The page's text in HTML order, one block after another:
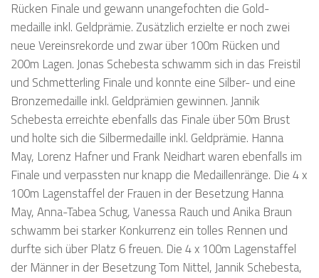
Rücken Finale und gewann unangefochten die Gold-
medaille inkl. Geldprämie. Zusätzlich erzielte er noch zwei
neue Vereinsrekorde und zwar über 100m Rücken und
200m Lagen. Jonas Schebesta schwamm sich in das Freistil
und Schmetterling Finale und konnte eine Silber- und eine
Bronzemedaille inkl. Geldprämien gewinnen. Jannik
Schebesta erreichte ebenfalls das Finale über 50m Brust
und holte sich die Silbermedaille inkl. Geldprämie. Hanna
May, Lorenz Hafner und Frank Neidhart waren ebenfalls im
Finale und verpassten nur knapp die Medaillenränge. Die 4 x
100m Lagenstaffel der Frauen in der Besetzung Hanna
May, Anna-Tabea Schug, Vanessa Rauch und Anika Braun
schwamm bei starker Konkurrenz ein tolles Rennen und
durfte sich über Platz 6 freuen. Die 4 x 100m Lagenstaffel
der Männer in der Besetzung Tom Nittel, Jannik Schebesta,